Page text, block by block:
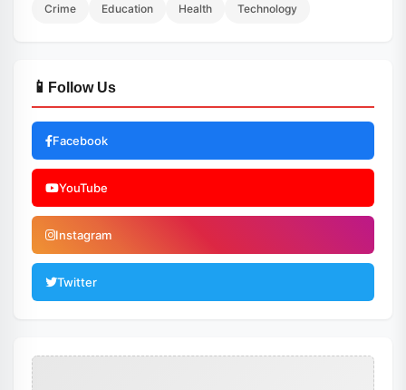
Crime Education Health Technology
📱 Follow Us
Facebook
YouTube
Instagram
Twitter